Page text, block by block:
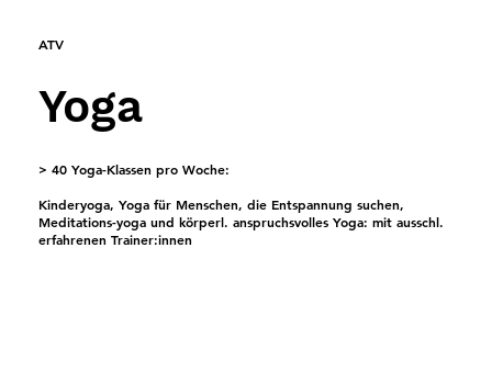
ATV
Yoga
> 40 Yoga-Klassen pro Woche:
Kinderyoga, Yoga für Menschen, die Entspannung suchen,
Meditations-yoga und körperl. anspruchsvolles Yoga: mit ausschl.
erfahrenen Trainer:innen